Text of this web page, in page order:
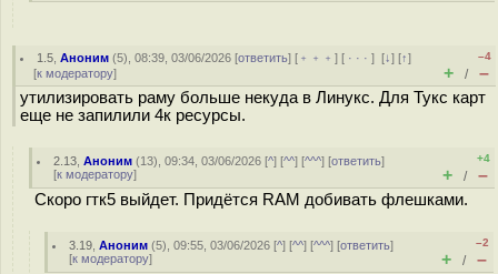
1.5 ,Аноним (5), 08:39, 03/06/2026 [ответить] [ ﹢﹢﹢] [ · · ·][↓] [↑]
[к модератору]
–4
+ / –
утилизировать раму больше некуда в Линукс. Для Тукс карт
еще не запилили 4к ресурсы.
2.13 ,Аноним (13), 09:34, 03/06/2026 [^] [^^] [^^^] [ответить]
[к модератору]
+4
+ / –
Скоро гтк5 выйдет. Придётся RAM добивать флешками.
3.19 ,Аноним (5), 09:55, 03/06/2026 [^] [^^] [^^^] [ответить]
[к модератору]
–2
+ / –